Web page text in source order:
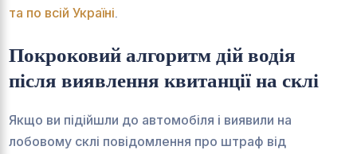
та по всій Україні
Покроковий алгоритм дій водія
після виявлення квитанції на склі
Якщо ви підійшли до автомобіля і виявили на
лобовому склі повідомлення про штраф від